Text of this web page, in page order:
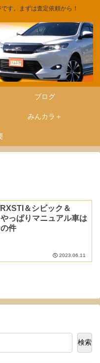
す。まずは査定依頼から！
ブログ
みんカラ＋
＆シビック＆
っぱりマニュアル車は
件
2023.06.11
検索